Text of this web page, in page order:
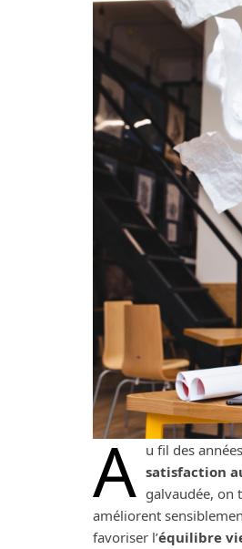
A u fil des
satisfaction
galvaudée, on
améliorent
favoriser l’équilibre